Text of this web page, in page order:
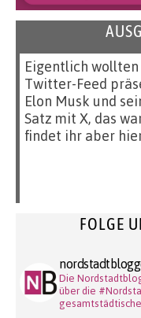
Eigentlich
Twitter-Feed
Elon Musk und
Satz mit X, das
findet ihr aber
FOLGE
Die
über die